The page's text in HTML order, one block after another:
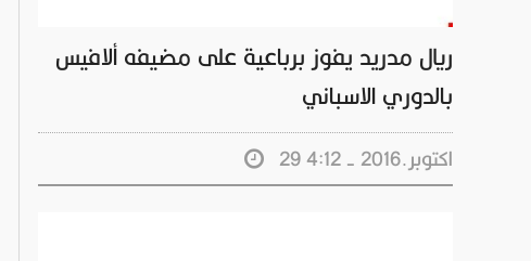
ريال مدريد يفوز برباعية على مضيفه ألافيس
بالدوري الاسباني
29 اكتوبر.2016 - 4:12